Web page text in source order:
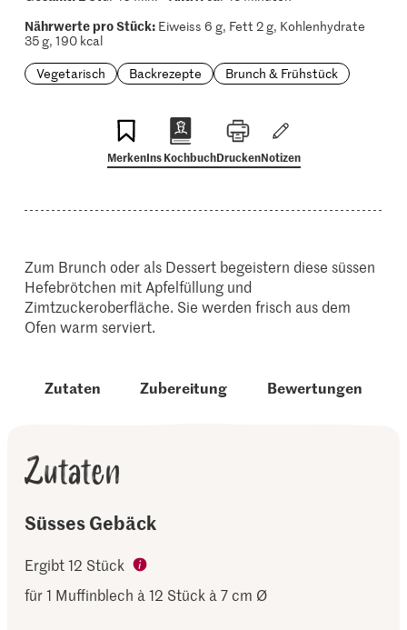
Nährwerte pro Stück:Eiweiss 6 g, Fett 2 g, Kohlenhydrate
35 g, 190 kcal
Vegetarisch
Backrezepte Brunch & Frühstück
MerkenIns KochbuchDruckenNotizen
Zum Brunch oder als Dessert begeistern diese süssen
Hefebrötchen mit Apfelfüllung und
Zimtzuckeroberfläche. Sie werden frisch aus dem
Ofen warm serviert.
Zutaten Zubereitung Bewertungen
Zutaten
Süsses Gebäck
Ergibt 12 Stück
für 1 Muffinblech à 12 Stück à 7 cm Ø